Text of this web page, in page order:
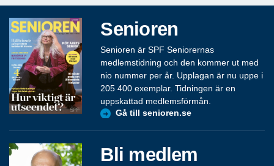
Senioren
Senioren är SPF Seniorernas
medlemstidning och den kommer ut med
nio nummer per år. Upplagan är nu uppe i
205 400 exemplar. Tidningen är en
uppskattad medlemsförmån.
Gå till senioren.se
Bli medlem